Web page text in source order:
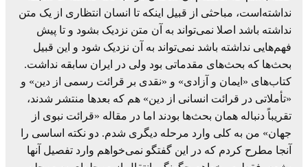
نداشته‌است، مباحثی از قبیل اینکه تا انسان انتظاری از یک متن
نداشته باشد اصلا نمی‌تواند به آن متن نزدیک بشود و تا پیش
فهم‌هایی نداشته باشد نمی‌تواند به آن نزدیک شود و این قبیل
بحث‌ها که بحث‌های مقدماتی بود ولی در ایران سابقه نداشت.
کتاب‌های «ایمان و آزادی» و «نقدی بر قرائت رسمی از دین» و
«تأملاتی در قرائت انسانی از دین» هم که بعدها منتشر شدند،
تقریباً دنباله همان بحث‌ها بودند اما در مقاله «قرائت نبوی از
جهان» من به کلی وارد مرحله دیگری شدم. دو نکته اساسی را
آنجا مطرح کردم که در این گفتگو نمی‌خواهم وارد تفصیل آنها